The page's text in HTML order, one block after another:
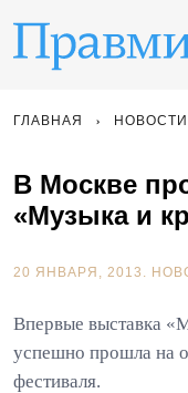
ГЛАВНАЯ НОВОСТИ
В Москве
«Музыка и
20 ЯНВАРЯ, 2013.
Впервые выставка
успешно прошла на
фестиваля.